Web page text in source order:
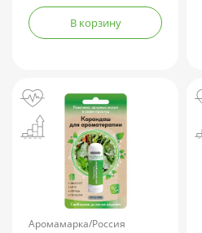
В корзину
Аромамарка/Россия